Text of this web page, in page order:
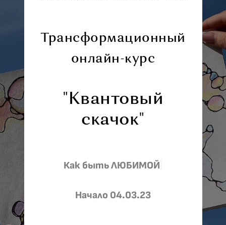
Трансформационный
онлайн-курс
"Квантовый
скачок"
Как быть|
Начало 04.03.23